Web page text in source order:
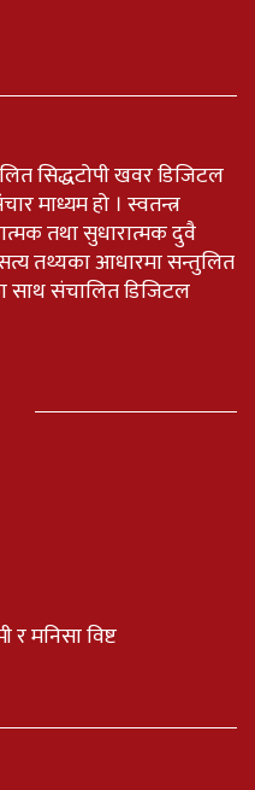
सिद्धटोपी खवर डिजिटल
माध्यम हो । स्वतन्त्र
तथा सुधारात्मक दुवै
तथ्यका आधारमा सन्तुलित
साथ संचालित डिजिटल
र मनिसा विष्ट